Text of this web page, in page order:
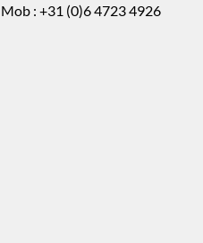
Mob : +31 (0)6 4723 4926